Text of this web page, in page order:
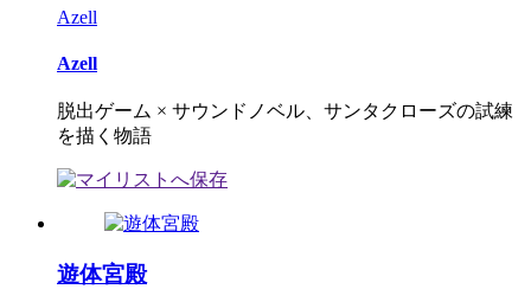
Azell
Azell
脱出ゲーム × サウンドノベル、サンタクローズの試練
を描く物語
遊体宮殿